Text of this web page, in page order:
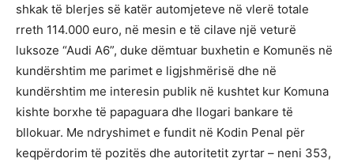
shkak të blerjes së katër automjeteve në vlerë totale
rreth 114.000 euro, në mesin e të cilave një veturë
luksoze “Audi A6”, duke dëmtuar buxhetin e Komunës në
kundërshtim me parimet e ligjshmërisë dhe në
kundërshtim me interesin publik në kushtet kur Komuna
kishte borxhe të papaguara dhe llogari bankare të
bllokuar. Me ndryshimet e fundit në Kodin Penal për
keqpërdorim të pozitës dhe autoritetit zyrtar – neni 353,